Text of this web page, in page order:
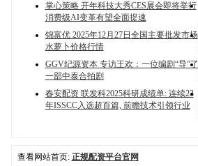
掌心策略 开年科技大秀CES展会即将举行
消费级AI变革有望全面提速
锦富优 2025年12月27日全国主要批发市场
水萝卜价格行情
GGV纪源资本 专访王欢：一位编剧“导”了
一部中泰合拍剧
春安配资 联发科2025科研成绩单: 连续23
年ISSCC入选超百篇, 前瞻技术引领行业
查看网站首页: 正规配资平台官网